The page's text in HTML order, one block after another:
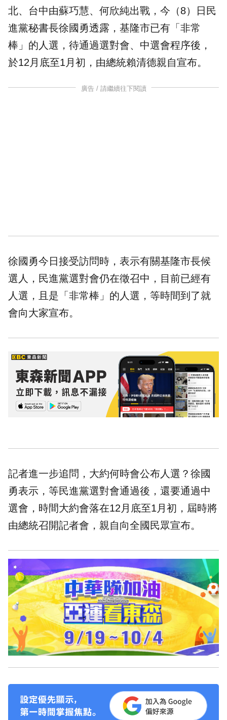
北、台中由蘇巧慧、何欣純出戰，今（8）日民
進黨秘書長徐國勇透露， 基隆市已有「非常
棒」的人選，待通過選對會、中選會程序後，
於12月底至1月初，由總統賴清德親自宣布。
廣告 / 請繼續往下閱讀
徐國勇今日接受訪問時，表示有關基隆市長候
選人，民進黨選對會仍在徵召中，目前已經有
人選，且是「非常棒」的人選，等時間到了就
會向大家宣布。
記者進一步追問，大約何時會公布人選？徐國
勇表示，等民進黨選對會通過後，還要通過中
選會，時間大約會落在12月底至1月初，屆時將
由總統召開記者會，親自向全國民眾宣布。